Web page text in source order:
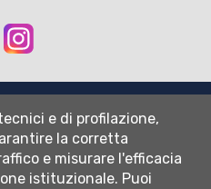
Linkedin
e di profilazione,
la corretta
e misurare l'efficacia
istituzionale. Puoi